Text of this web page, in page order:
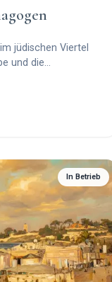
jüdischen Viertel
und die
In Betrieb